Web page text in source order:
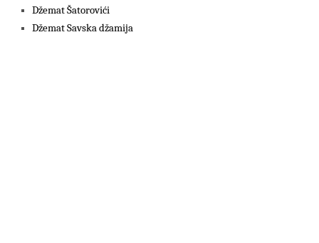
Džemat Šatorovići
Džemat Savska džamija